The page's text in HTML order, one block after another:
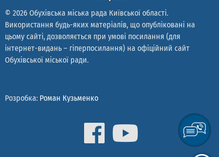
© 2026 Обухівська міська рада Київської області.
Використання будь-яких матеріалів, що опубліковані на
цьому сайті, дозволяється при умові посилання (для
інтернет-видань – гіперпосилання) на офіційний сайт
Обухівської міської ради.
Розробка: Роман Кузьменко